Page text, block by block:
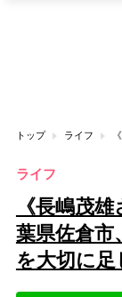
トップ ライフ
ライフ
《長嶋茂
葉県佐倉市
を大切に